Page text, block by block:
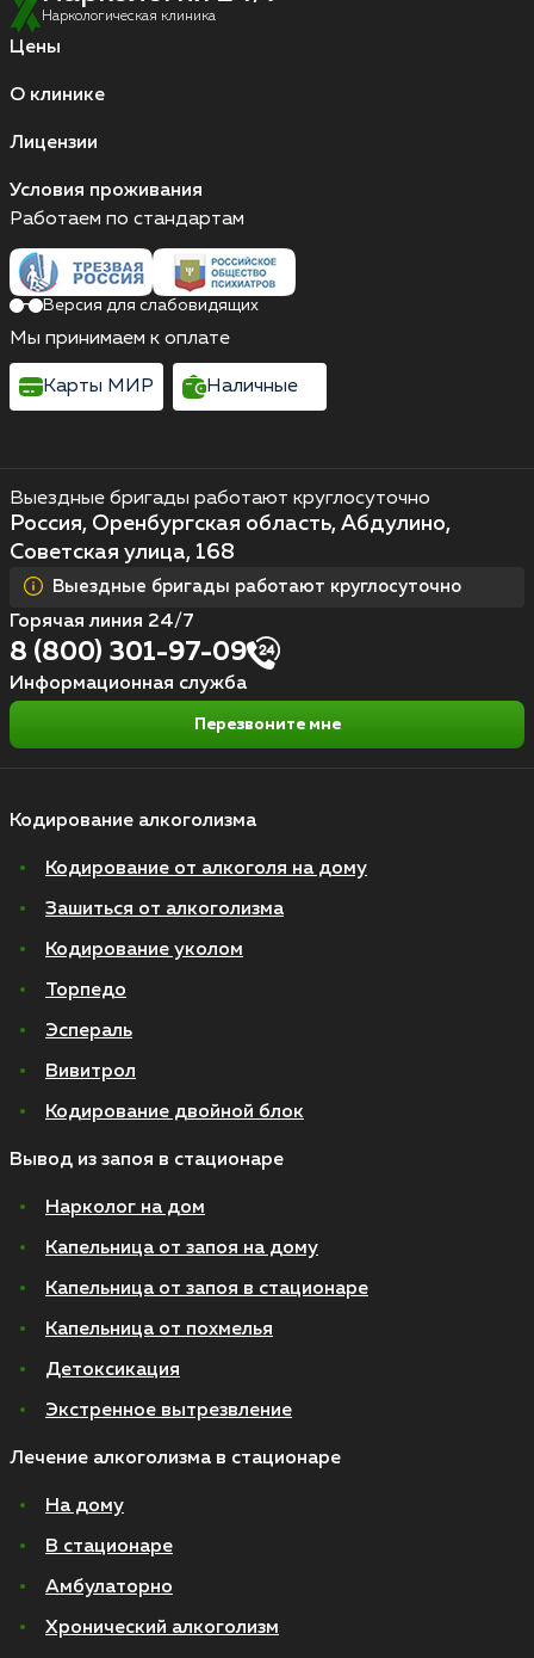
Наркологическая клиника
Цены
О клинике
Лицензии
Условия проживания
Кодирование алкоголизма
Кодирование от алкоголя на дому
Зашиться от алкоголизма
Кодирование уколом
Торпедо
Эспераль
Вивитрол
Кодирование двойной блок
Вывод из запоя в стационаре
Нарколог на дом
Капельница от запоя на дому
Капельница от запоя в стационаре
Капельница от похмелья
Детоксикация
Экстренное вытрезвление
Лечение алкоголизма в стационаре
На дому
В стационаре
Амбулаторно
Хронический алкоголизм
Выездные бригады работают круглосуточно
Россия, Оренбургская область, Абдулино,
Советская улица, 168
Выездные бригады работают круглосуточно
Горячая линия 24/7
8 (800) 301-97-09
Информационная служба
Перезвоните мне
Работаем по стандартам
Версия для слабовидящих
Мы принимаем к оплате
Карты МИР Наличные